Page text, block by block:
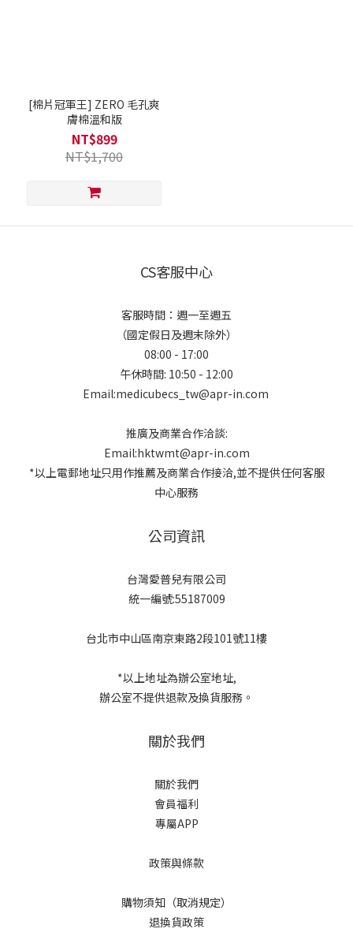
[棉片冠軍王] ZERO 毛孔爽
膚棉溫和版
NT$899
NT$1,700
CS客服中心
客服時間：週一至週五
（國定假日及週末除外）
08:00 - 17:00
午休時間: 10:50 - 12:00
Email:medicubecs_tw@apr-in.com
推廣及商業合作洽談:
Email:hktwmt@apr-in.com
*以上電郵地址只用作推薦及商業合作接洽,並不提供任何客服
中心服務
公司資訊
台灣愛普兒有限公司
統一編號:55187009
台北市中山區南京東路2段101號11樓
*以上地址為辦公室地址,
辦公室不提供退款及換貨服務。
關於我們
關於我們
會員福利
專屬APP
政策與條款
購物須知（取消規定）
退換貨政策